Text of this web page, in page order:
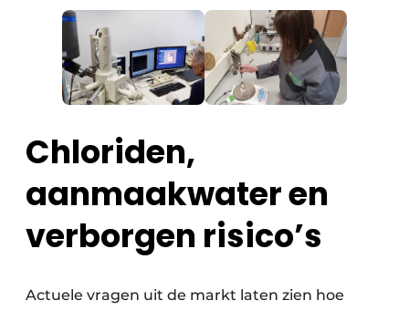
Chloriden,
aanmaakwater en
verborgen risico’s
Actuele vragen uit de markt laten zien hoe